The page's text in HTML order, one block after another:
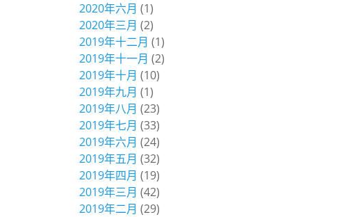
2020年六月 (1)
2020年三月 (2)
2019年十二月 (1)
2019年十一月 (2)
2019年十月 (10)
2019年九月 (1)
2019年八月 (23)
2019年七月 (33)
2019年六月 (24)
2019年五月 (32)
2019年四月 (19)
2019年三月 (42)
2019年二月 (29)